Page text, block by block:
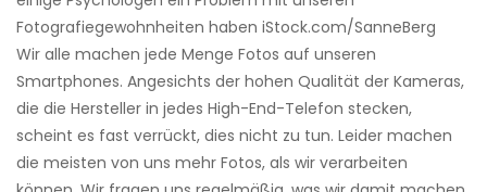
Fotografiegewohnheiten haben iStock.com/SanneBerg
Wir alle machen jede Menge Fotos auf unseren
Smartphones. Angesichts der hohen Qualität der Kameras,
die die Hersteller in jedes High-End-Telefon stecken,
scheint es fast verrückt, dies nicht zu tun. Leider machen
die meisten von uns mehr Fotos, als wir verarbeiten